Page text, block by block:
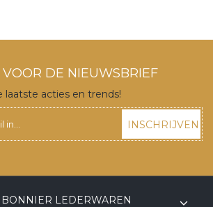
VOOR DE NIEUWSBRIEF
laatste acties en trends!
INSCHRIJVEN
LEDERWAREN